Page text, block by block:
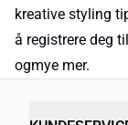
kreative styling
å registrere deg
ogmye mer.